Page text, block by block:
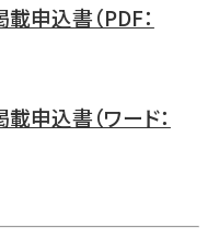
申込書（PDF：
申込書（ワード：